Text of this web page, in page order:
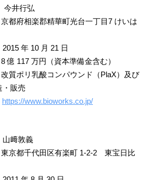
井行弘
精華町光台⼀丁⽬7 けいは
10 月 21 日
円（資本準備金含む）
乳酸コンパウンド（PlaX）及び
・販売
https://www.bioworks.co.jp/
﨑敦義
田区有楽町 1-2-2 東宝日比